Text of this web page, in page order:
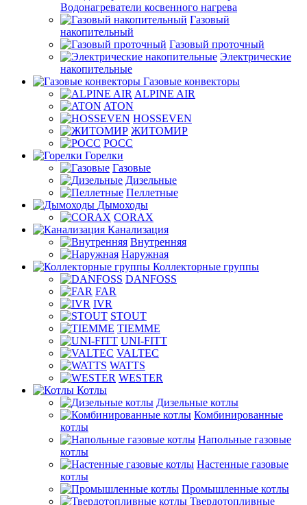
Водонагреватели косвенного нагрева
Газовый
накопительный
Газовый проточный
Электрические
накопительные
Газовые конвекторы
ALPINE AIR
ATON
HOSSEVEN
ЖИТОМИР
РОСС
Горелки
Газовые
Дизельные
Пеллетные
Дымоходы
CORAX
Канализация
Внутренняя
Наружная
Коллекторные группы
DANFOSS
FAR
IVR
STOUT
TIEMME
UNI-FITT
VALTEC
WATTS
WESTER
Котлы
Дизельные котлы
Комбинированные
котлы
Напольные газовые
котлы
Настенные газовые
котлы
Промышленные котлы
Твердотопливные